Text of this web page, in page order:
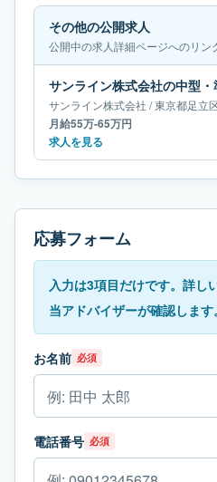
その他の公開求人
公開中の求人詳細ページへのリン
サンライン株式会社 /東京都足立
月給55万-65万円
求人を見る
応募フォーム
入力は3項目だけです。詳し
当アドバイザーが確認します。
お名前 必須
電話番号 必須